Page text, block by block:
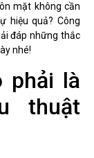
mặt không cần
hiệu quả? Công
đáp những thắc
nhé!
phải là
thuật